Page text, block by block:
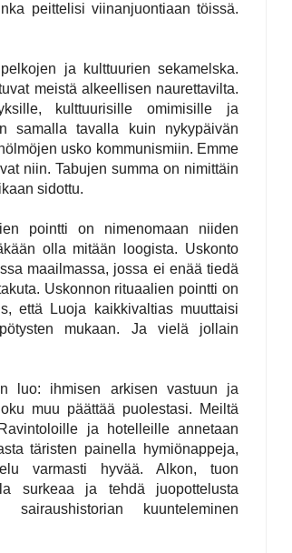
peittelisi viinanjuontiaan töissä.
ja kulttuurien sekamelska.
meistä alkeellisen naurettavilta.
kulttuurisille omimisille ja
samalla tavalla kuin nykypäivän
usko kommunismiin. Emme
niin. Tabujen summa on nimittäin
sidottu.
pointti on nimenomaan niiden
olla mitään loogista. Uskonto
maailmassa, jossa ei enää tiedä
Uskonnon rituaalien pointti on
että Luoja kaikkivaltias muuttaisi
mukaan. Ja vielä jollain
luo: ihmisen arkisen vastuun ja
muu päättää puolestasi. Meiltä
ja hotelleille annetaan
täristen painella hymiönappeja,
varmasti hyvää. Alkon, tuon
surkeaa ja tehdä juopottelusta
kuunteleminen